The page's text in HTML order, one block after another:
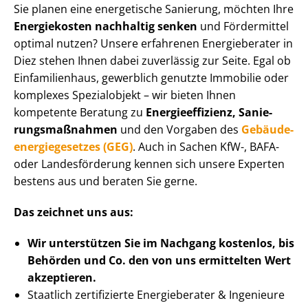
Sie planen eine energetische Sanierung, möchten Ihre
Energiekosten nachhaltig senken und Fördermittel
optimal nutzen? Unsere erfahrenen Energieberater in
Diez stehen Ihnen dabei zuverlässig zur Seite. Egal ob
Einfamilienhaus, gewerblich genutzte Immobilie oder
komplexes Spezialobjekt – wir bieten Ihnen
kompetente Beratung zu En­er­gie­ef­fi­zi­enz, Sa­nie­
rungs­maß­nah­men und den Vorgaben des Ge­bäu­de­
en­er­gie­ge­set­zes (GEG). Auch in Sachen KfW-, BAFA-
oder Landesförderung kennen sich unsere Experten
bestens aus und beraten Sie gerne.
Das zeichnet uns aus:
Wir unterstützen Sie im Nachgang kostenlos, bis
Behörden und Co. den von uns ermittelten Wert
akzeptieren.
Staatlich zertifizierte Energieberater & Ingenieure